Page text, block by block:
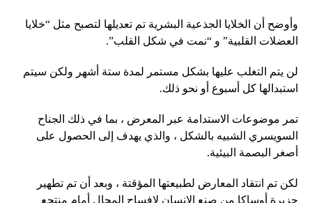
وأوضح أن الخلايا الجذعية البشرية تم تعديلها لتصبح مثل “خلايا
العضلات القلبية” و “نمت في شكل القلب”.
لن يتم التغلب عليها بشكل مستمر لمدة ستة أشهر ولكن سيتم
استبدالها كل أسبوع أو نحو ذلك.
تمر موضوعات الاستدامة عبر المعرض ، بما في ذلك الجناح
السويسري الشبيه بالشكل ، والذي يهدف إلى الحصول على
أصغر البصمة البيئية.
لكن تم انتقاد المعارض لطبيعتها المؤقتة ، وبعد أن تم تطهير
جزيرة أوساكا من صنع الإنسان لإفساح المجال أمام منتجع